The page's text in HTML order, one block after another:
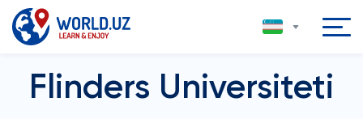
Flinders Universiteti